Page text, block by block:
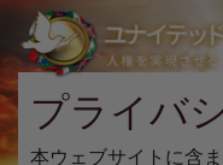
プライバ
本ウェブサイトに含